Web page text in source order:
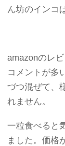
ん坊のインコ
amazonのレ
コメントが多
づつ混ぜて、
れません。
一粒食べると
ました。価格